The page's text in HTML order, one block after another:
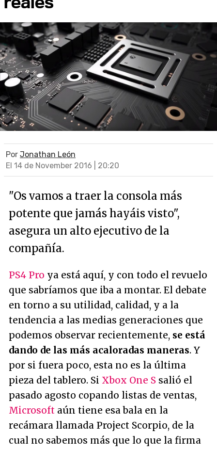
Por Jonathan León
El 14 de November 2016 | 20:20
"Os vamos a traer la consola más
potente que jamás hayáis visto",
asegura un alto ejecutivo de la
compañía.
PS4 Pro ya está aquí, y con todo el revuelo
que sabríamos que iba a montar. El debate
en torno a su utilidad, calidad, y a la
tendencia a las medias generaciones que
podemos observar recientemente, se está
dando de las más acaloradas maneras. Y
por si fuera poco, esta no es la última
pieza del tablero. Si Xbox One S salió el
pasado agosto copando listas de ventas,
Microsoft aún tiene esa bala en la
recámara llamada Project Scorpio, de la
cual no sabemos más que lo que la firma